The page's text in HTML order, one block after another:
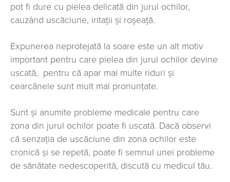
pot fi dure cu pielea delicată din jurul ochilor,
cauzând uscăciune, iritații și roșeață.
Expunerea neprotejată la soare este un alt motiv
important pentru care pielea din jurul ochilor devine
uscată, pentru că apar mai multe riduri și
cearcănele sunt mult mai pronunțate.
Sunt și anumite probleme medicale pentru care
zona din jurul ochilor poate fi uscată. Dacă observi
că senzația de uscăciune din zona ochilor este
cronică și se repetă, poate fi semnul unei probleme
de sănătate nedescoperită, discută cu medicul tău.